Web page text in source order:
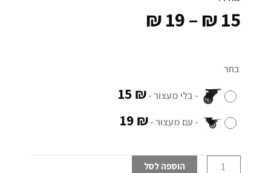
₪15
–
₪19
בחר
- בלי מעצור-
₪
- עם מעצור-
₪
כמות
גלגל
שחור
במיוחד
הוספה לסל